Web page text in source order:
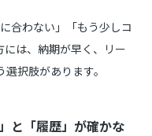
合わない」「もう少しコ
は、納期が早く、リー
選択肢があります。
と「履歴」が確かな